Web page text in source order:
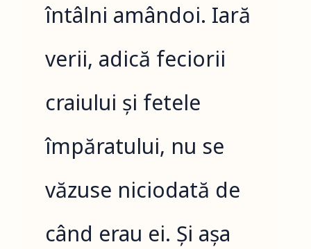
întâlni amândoi. Iară
verii, adică feciorii
craiului și fetele
împăratului, nu se
văzuse niciodată de
când erau ei. Și așa